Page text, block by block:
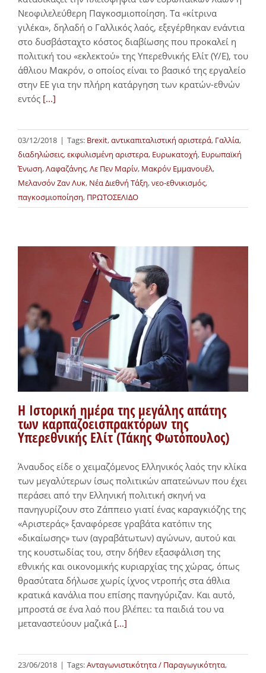
Νεοφιλελεύθερη Παγκοσμιοποίηση. Τα «κίτρινα
γιλέκα», δηλαδή ο Γαλλικός λαός, εξεγέρθηκαν ενάντια
στο δυσβάσταχτο κόστος διαβίωσης που προκαλεί η
πολιτική του «εκλεκτού» της Υπερεθνικής Ελίτ (Υ/Ε), του
άθλιου Μακρόν, ο οποίος είναι το βασικό της εργαλείο
στην ΕΕ για την πλήρη κατάργηση των κρατών-εθνών
εντός [...]
03/12/2018 | Tags: Brexit,αντικαπιταλιστική αριστερά, Γαλλία,
διαδηλώσεις,εκφυλισμένη αριστερα, Ευρωκατοχή, Ευρωπαϊκή
Ένωση,Λαφαζάνης,Λε Πεν Μαρίν, Μακρόν Εμμανουέλ,
Μελανσόν Ζαν Λυκ, Νέα Διεθνή Τάξη,νεο-εθνικισμός,
παγκοσμιοποίηση, ΠΡΩΤΟΣΕΛΙΔΟ
Η Ιστορική ημέρα της μεγάλης απάτης
των καρπαζοεισπρακτόρων της
Υπερεθνικής Ελίτ (Τάκης Φωτόπουλος)
Άναυδος είδε ο χειμαζόμενος Ελληνικός λαός την κλίκα
των μεγαλύτερων ίσως πολιτικών απατεώνων που έχει
περάσει από την Ελληνική πολιτική σκηνή να
πανηγυρίζουν στο Ζάππειο γιατί ένας καραγκιόζης της
«Αριστεράς» ξαναφόρεσε γραβάτα κατόπιν της
«δικαίωσης» των (αγραβάτωτων) αγώνων, αυτού και
της κουστωδίας του, στην δήθεν εξασφάλιση της
εθνικής και οικονομικής κυριαρχίας της χώρας, όπως
θρασύτατα δήλωσε χωρίς ίχνος ντροπής στα άθλια
κρατικά κανάλια που επίσης πανηγύριζαν. Και αυτό,
μπροστά σε ένα λαό που βλέπει: τα παιδιά του να
μεταναστεύουν μαζικά [...]
23/06/2018 | Tags:Ανταγωνιστικότητα / Παραγωγικότητα,